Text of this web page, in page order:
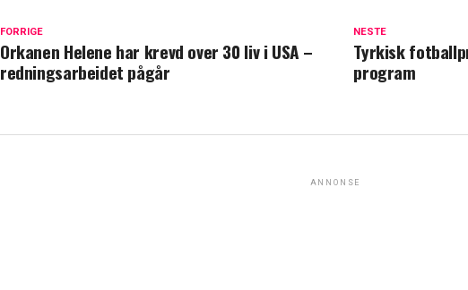
NESTE
Tyrkisk
program
FORRIGE
Orkanen Helene har krevd over 30 liv i USA –
redningsarbeidet pågår
ANNONSE